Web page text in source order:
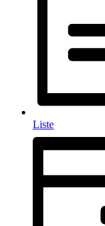
Liste